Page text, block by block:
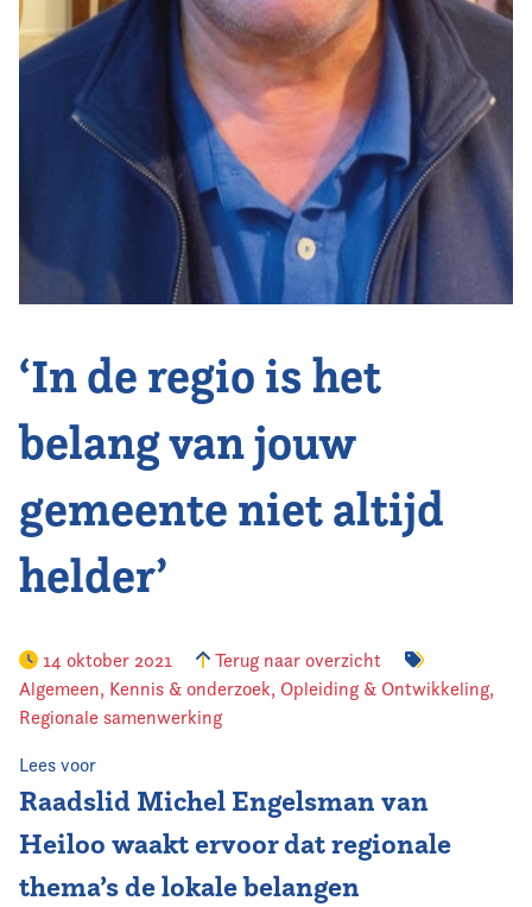
‘In de regio is het
belang van jouw
gemeente niet altijd
helder’
14 oktober 2021
Terug naar overzicht
Algemeen, Kennis & onderzoek, Opleiding & Ontwikkeling,
Regionale samenwerking
Lees voor
Raadslid Michel Engelsman van
Heiloo waakt ervoor dat regionale
thema’s de lokale belangen